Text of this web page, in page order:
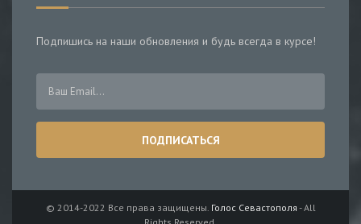
Подпишись на наши обновления и будь всегда в курсе!
© 2014-2022 Все права защищены. Голос Севастополя - All